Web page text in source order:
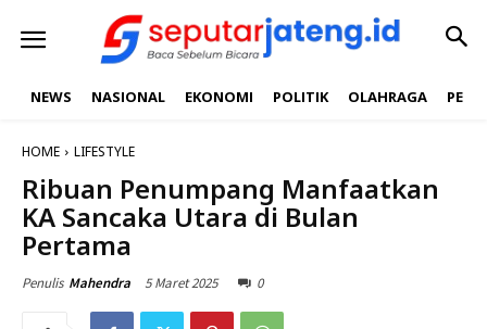
NEWS NASIONAL EKONOMI POLITIK OLAHRAGA
HOME LIFESTYLE
Ribuan Penumpang Manfaatkan
KA Sancaka Utara di Bulan
Pertama
Penulis Mahendra 5 Maret 2025 0